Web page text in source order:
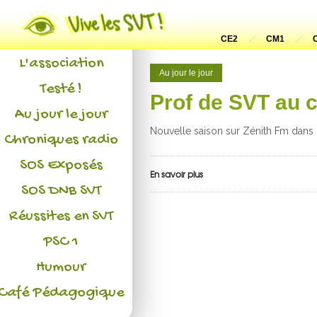
CE2 CM1
Au jour le jour
Prof de SVT au
Nouvelle saison sur Zénith Fm dans
En savoir plus
Actualités
L'association
Testé !
Au jour le jour
Chroniques radio
SOS Exposés
SOS DNB SVT
Réussites en SVT
PSC 1
Humour
Pédagogique